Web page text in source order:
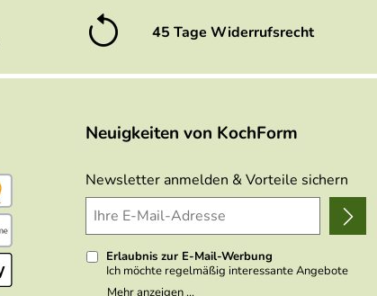
45 Tage Widerrufsrecht
Neuigkeiten von KochForm
Newsletter anmelden & Vorteile sichern
Erlaubnis zur E-Mail-Werbung
Ich möchte regelmäßig interessante Angebote
per E-Mail erhalten. Meine E-Mail-Adresse wird
Mehr anzeigen ...